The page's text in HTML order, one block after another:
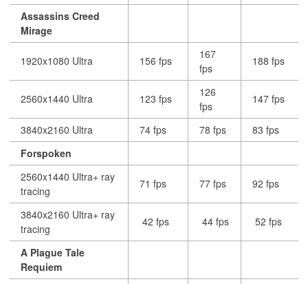
Assassins Creed
Mirage
1920x1080 Ultra 156 fps
167
fps
188 fps
2560x1440 Ultra 123 fps
126
fps
147 fps
3840x2160 Ultra 74 fps 78 fps
83 fps
Forspoken
2560x1440 Ultra+ ray
tracing
71 fps 77 fps 92 fps
3840x2160 Ultra+ ray
tracing
42 fps 44 fps 52 fps
A Plague Tale
Requiem